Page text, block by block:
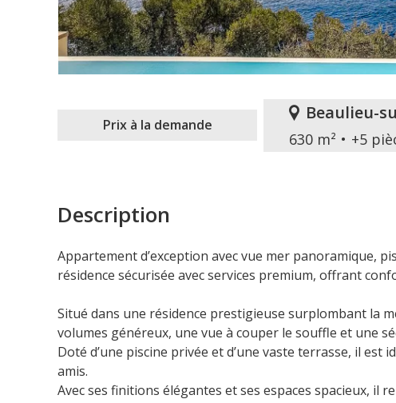
Prix à la demande
Beaulieu-
630 m² +5
Description
Appartement d’exception avec vue mer panoramique,
résidence sécurisée avec services premium, offrant
Situé dans une résidence prestigieuse surplombant la
volumes généreux, une vue à couper le souffle et une
Doté d’une piscine privée et d’une vaste terrasse, il
amis.
Avec ses finitions élégantes et ses espaces spacieux,